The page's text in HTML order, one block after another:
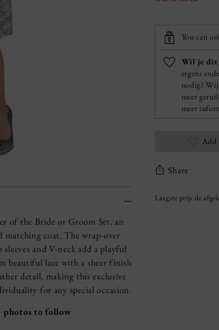
of the Bride or Groom Set, an
matching coat. The wrap-over
and V-neck add a playful
beautiful lace with a sheer finish
detail, making this exclusive
for any special occasion.
photos to follow
You can
Wil je dit
ergens
nodig?
meer
meer
Add
Share
Laagste prijs de